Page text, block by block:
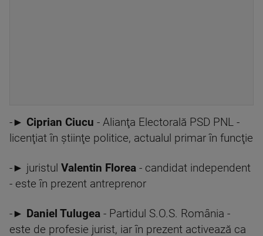
-► Ciprian Ciucu - Alianţa Electorală PSD PNL -
licenţiat în ştiinţe politice, actualul primar în funcţie
-► juristul Valentin Florea - candidat independent
- este în prezent antreprenor
-► Daniel Tulugea - Partidul S.O.S. România -
este de profesie jurist, iar în prezent activează ca